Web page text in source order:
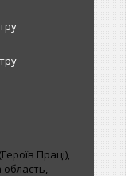
Праці),
область,